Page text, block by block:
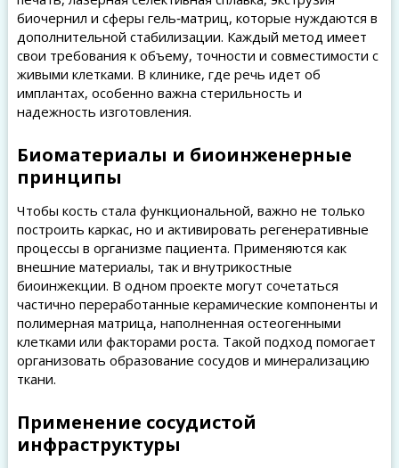
биочернил и сферы гель‑матриц, которые нуждаются в
дополнительной стабилизации. Каждый метод имеет
свои требования к объему, точности и совместимости с
живыми клетками. В клинике, где речь идет об
имплантах, особенно важна стерильность и
надежность изготовления.
Биоматериалы и биоинженерные
принципы
Чтобы кость стала функциональной, важно не только
построить каркас, но и активировать регенеративные
процессы в организме пациента. Применяются как
внешние материалы, так и внутрикостные
биоинжекции. В одном проекте могут сочетаться
частично переработанные керамические компоненты и
полимерная матрица, наполненная остеогенными
клетками или факторами роста. Такой подход помогает
организовать образование сосудов и минерализацию
ткани.
Применение сосудистой
инфраструктуры